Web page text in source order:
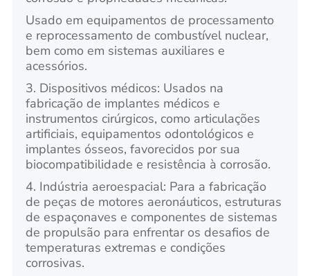
Usado em equipamentos de processamento
e reprocessamento de combustível nuclear,
bem como em sistemas auxiliares e
acessórios.
3. Dispositivos médicos: Usados na
fabricação de implantes médicos e
instrumentos cirúrgicos, como articulações
artificiais, equipamentos odontológicos e
implantes ósseos, favorecidos por sua
biocompatibilidade e resistência à corrosão.
4. Indústria aeroespacial: Para a fabricação
de peças de motores aeronáuticos, estruturas
de espaçonaves e componentes de sistemas
de propulsão para enfrentar os desafios de
temperaturas extremas e condições
corrosivas.